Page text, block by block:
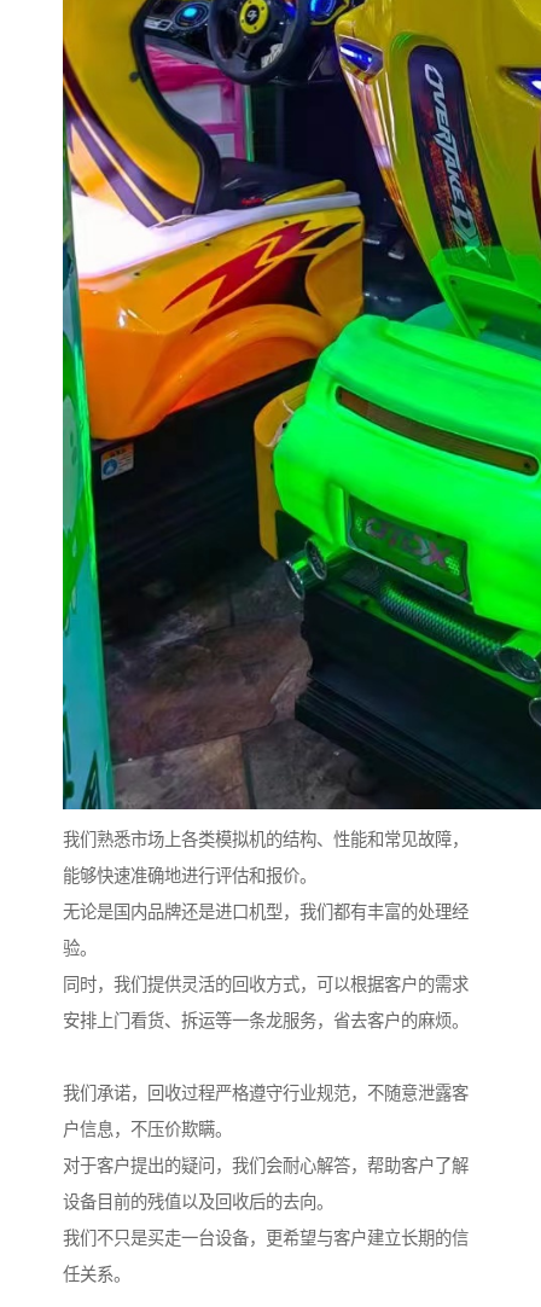
我们熟悉市场上各类模拟机的结构、性能和常见故障，
能够快速准确地进行评估和报价。
无论是国内品牌还是进口机型，我们都有丰富的处理经
验。
同时，我们提供灵活的回收方式，可以根据客户的需求
安排上门看货、拆运等一条龙服务，省去客户的麻烦。
我们承诺，回收过程严格遵守行业规范，不随意泄露客
户信息，不压价欺瞒。
对于客户提出的疑问，我们会耐心解答，帮助客户了解
设备目前的残值以及回收后的去向。
我们不只是买走一台设备，更希望与客户建立长期的信
任关系。